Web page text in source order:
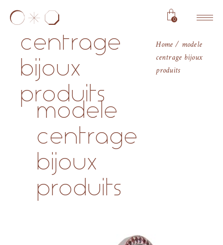
0
modele
centrage
bijoux
produits
Home
modele
centrage bijoux
produits
modele
centrage
bijoux
produits